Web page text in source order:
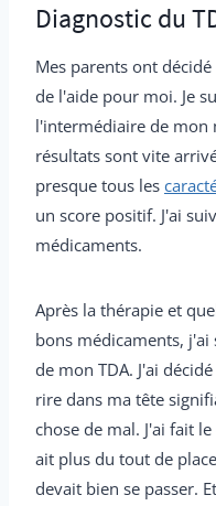
Diagnostic du
Mes parents ont
de l'aide pour moi. Je
l'intermédiaire de mon
résultats sont vite
presque tous les
un score positif. J'ai
médicaments.
Après la thérapie et
bons médicaments,
de mon TDA. J'ai
rire dans ma tête
chose de mal. J'ai fait
ait plus du tout de
devait bien se passer.